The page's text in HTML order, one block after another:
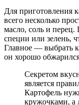
Для приготовления
всего несколько
масло, соль и
специи или зелень,
Главное — выбрать
он хорошо
Секретом
является
Картофель
кружочками, а